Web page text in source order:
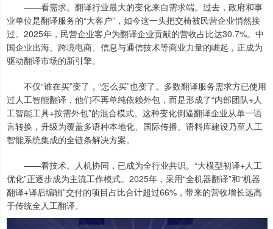
——看需求。翻译行业最大的变化来自需求端。过去，政府和事
业单位是翻译服务的“大客户”，如今这一头把交椅被民营企业悄然接
过。2025年，民营企业客户为翻译企业贡献的营收占比达30.7%。中
国企业出海、跨境电商、信息与通信技术等商业力量的崛起，正成为
驱动翻译市场的新引擎。
不仅“谁在买”变了，“怎么买”也变了。多数翻译服务需求方已使用
过人工智能翻译，他们不再单纯依赖外包，而是形成了“内部团队+人
工智能工具+按需外包”的混合模式。这种变化倒逼翻译企业从单一语
言转换，升级为覆盖多语种本地化、国际传播、语料库建设乃至人工
智能系统集成的全链条解决方案。
——看技术。人机协同，已成为全行业共识。“大模型初译+人工
优化”正逐步成为主流工作模式。2025年，采用“全机器翻译”和“机器
翻译+译后编辑”交付的项目占比合计超过66%，带来的营收增长远高
于传统全人工翻译。